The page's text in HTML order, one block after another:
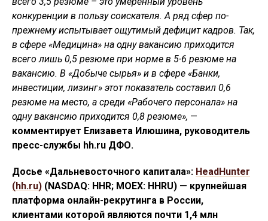
конкуренции в пользу соискателя. А ряд сфер по-
прежнему испытывает ощутимый дефицит кадров. Так,
в сфере «Медицина» на одну вакансию приходится
всего лишь 0,5 резюме при норме в 5-6 резюме на
вакансию. В «Добыче сырья» и в сфере «Банки,
инвестиции, лизинг» этот показатель составил 0,6
резюме на место, а среди «Рабочего персонала» на
одну вакансию приходится 0,8 резюме», —
комментирует Елизавета Илюшина, руководитель
пресс-службы hh.ru ДФО.
Досье «Дальневосточного капитала»: HeadHunter
(hh.ru) (NASDAQ: HHR; MOEX: HHRU) — крупнейшая
платформа онлайн-рекрутинга в России,
клиентами которой являются почти 1,4 млн